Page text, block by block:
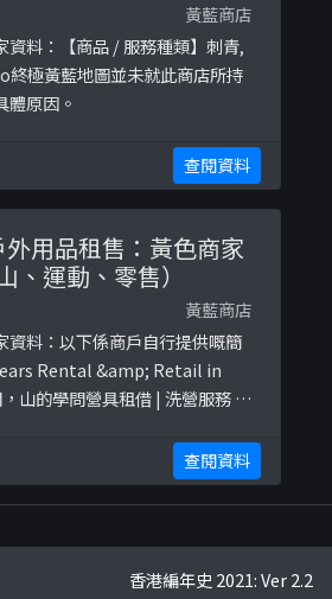
黃藍商店
資料：【商品 / 服務種類】刺青,
極黃藍地圖並未就此商店所持
體原因。
查閱資料
用品租售：黃色商家
、運動、零售）
黃藍商店
資料：以下係商戶自行提供嘅簡
Rental &amp; Retail in
山的學問營具租借 | 洗營服務 |
買，實測選擇適合自己的露營
，減少長期閒置用具💡尊重品
以下係相關證明貼文：
查閱資料
香港編年史 2021: Ver 2.2